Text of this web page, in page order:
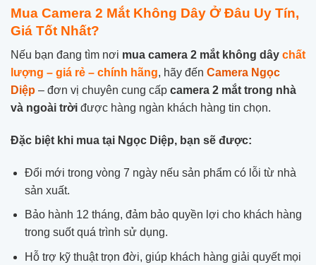
Mua Camera 2 Mắt Không Dây Ở Đâu Uy Tín,
Giá Tốt Nhất?
Nếu bạn đang tìm nơi mua camera 2 mắt không dây chất
lượng – giá rẻ – chính hãng, hãy đến Camera Ngọc
Diệp – đơn vị chuyên cung cấp camera 2 mắt trong nhà
và ngoài trời được hàng ngàn khách hàng tin chọn.
Đặc biệt khi mua tại Ngọc Diệp, bạn sẽ được:
Đổi mới trong vòng 7 ngày nếu sản phẩm có lỗi từ nhà
sản xuất.
Bảo hành 12 tháng, đảm bảo quyền lợi cho khách hàng
trong suốt quá trình sử dụng.
Hỗ trợ kỹ thuật trọn đời, giúp khách hàng giải quyết mọi